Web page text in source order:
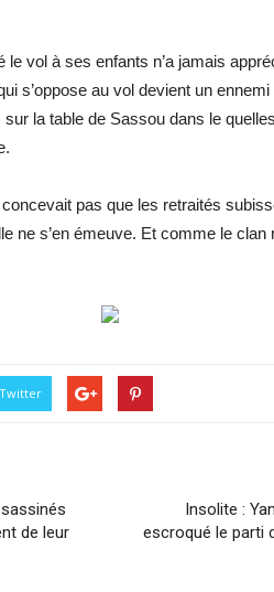
vol à ses enfants n’a jamais
s’oppose au vol devient un
la table de Sassou dans le
pas que les retraités
ne s’en émeuve. Et comme le clan
Twitter
de leur
Insolite :
escroqué le parti